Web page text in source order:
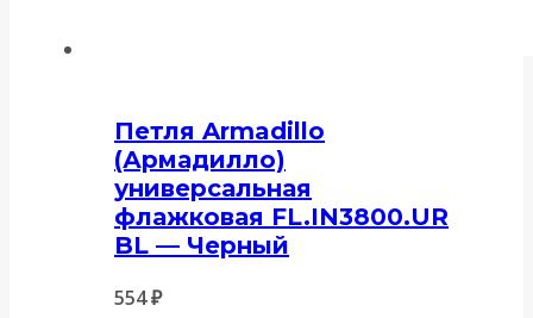
Петля Armadillo
(Армадилло)
универсальная
флажковая FL.IN3800.UR
BL — Черный
554₽